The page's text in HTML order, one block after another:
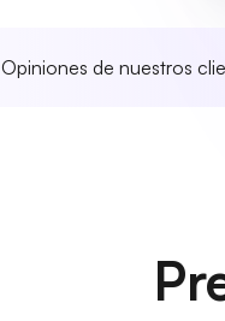
Opiniones de nuestros